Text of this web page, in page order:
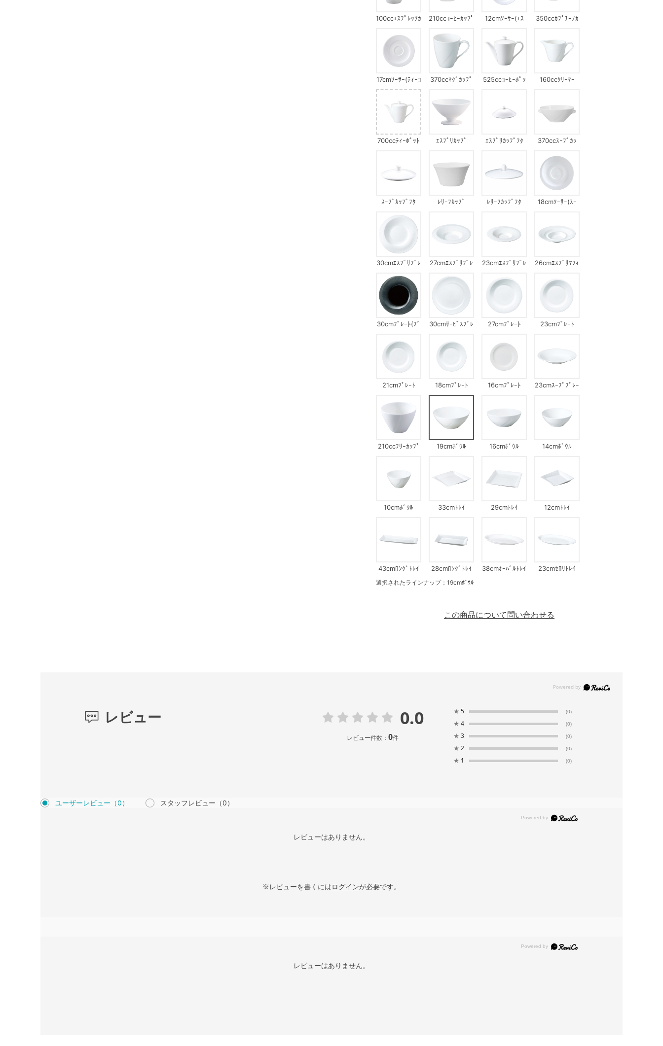
100ccｴｽﾌﾟﾚｯｿｶ
210ccｺｰﾋｰｶｯﾌﾟ
12cmｿｰｻｰ(ｴｽ
350ccｶﾌﾟﾁｰﾉｶ
17cmｿｰｻｰ(ﾃｨｰｺ
ｰﾋｰ兼用)
370ccﾏｸﾞｶｯﾌﾟ
525ccｺｰﾋｰﾎﾟｯ
160ccｸﾘｰﾏｰ
700ccﾃｨｰﾎﾟｯﾄ ｴｽﾌﾟﾘｶｯﾌﾟ ｴｽﾌﾟﾘｶｯﾌﾟﾌﾀ
370ccｽｰﾌﾟｶｯ
ｽｰﾌﾟｶｯﾌﾟﾌﾀ ﾚﾘｰﾌｶｯﾌﾟ ﾚﾘｰﾌｶｯﾌﾟﾌﾀ
18cmｿｰｻｰ(ｽｰ
30cmｴｽﾌﾟﾘﾌﾟﾚ
27cmｴｽﾌﾟﾘﾌﾟﾚ
23cmｴｽﾌﾟﾘﾌﾟﾚ
26cmｴｽﾌﾟﾘﾏﾌｨ
30cmﾌﾟﾚｰﾄ(ﾌﾞ
30cmｻｰﾋﾞｽﾌﾟﾚ
27cmﾌﾟﾚｰﾄ 23cmﾌﾟﾚｰﾄ
21cmﾌﾟﾚｰﾄ 18cmﾌﾟﾚｰﾄ 16cmﾌﾟﾚｰﾄ
23cmｽｰﾌﾟﾌﾟﾚｰ
210ccﾌﾘｰｶｯﾌﾟ 19cmﾎﾞｳﾙ 16cmﾎﾞｳﾙ 14cmﾎﾞｳﾙ
10cmﾎﾞｳﾙ 33cmﾄﾚｲ 29cmﾄﾚｲ 12cmﾄﾚｲ
43cmﾛﾝｸﾞﾄﾚｲ 28cmﾛﾝｸﾞﾄﾚｲ 38cmｵｰﾊﾞﾙﾄﾚｲ 23cmｾﾛﾘﾄﾚｲ
選択されたラインナップ：19cmﾎﾞｳﾙ
この商品について問い合わせる
レビュー 0.0
レビュー件数： 0件
★ 5 (0)
★ 4 (0)
★ 3 (0)
★ 2 (0)
★ 1 (0)
ユーザーレビュー （0） スタッフレビュー （0）
レビューはありません。
※レビューを書くにはログインが必要です。
レビューはありません。